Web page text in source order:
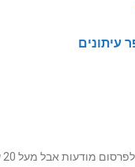
עיתונים
עבר לאחרונה שדרוג מערכות על מנת שכל